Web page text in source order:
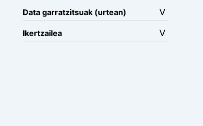
Data garratzitsuak (urtean)
Ikertzailea